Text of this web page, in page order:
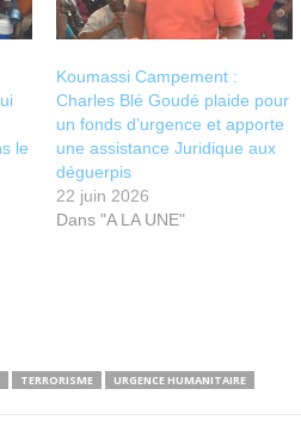
le
Koumassi Campement :
Charles Blé Goudé plaide pour
un fonds d’urgence et apporte
une assistance Juridique aux
déguerpis
22 juin 2026
Dans "A LA UNE"
TERRORISME URGENCE HUMANITAIRE